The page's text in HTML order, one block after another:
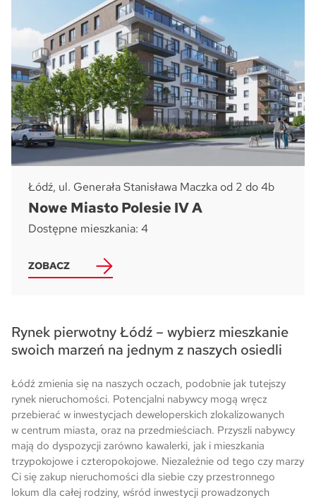
Wyślij wiadomość
Wyrażam zgodę na przetwarzanie podanych przeze mnie danych
osobowych przez ATAL S.A. w celu nawiązania kontaktu oraz udzielenia
odpowiedzi na zadane pytanie.
Klauzula informacyjna dotycząca
przetwarzania danych osobowych
stosowana polityka prywatności
Wyrażam zgodę na przekazywanie mi przez ATAL S.A. z siedzibą w
Cieszynie informacji handlowych i marketingowych (w tym promocji i
nowości), dotyczących usług i produktów oferowanych przez ATAL S.A.
za pomocą środków komunikacji:
elektronicznej
telefonicznej
Łódź, ul. Generała Stanisława Maczka od 2 do 4b
Nowe Miasto Polesie IV A
Dostępne mieszkania: 4
ZOBACZ
Rynek pierwotny Łódź – wybierz mieszkanie
swoich marzeń na jednym z naszych osiedli
Łódź zmienia się na naszych oczach, podobnie jak tutejszy
rynek nieruchomości. Potencjalni nabywcy mogą wręcz
przebierać w inwestycjach deweloperskich zlokalizowanych
w centrum miasta, oraz na przedmieściach. Przyszli nabywcy
mają do dyspozycji zarówno kawalerki, jak i mieszkania
trzypokojowe i czteropokojowe. Niezależnie od tego czy marzy
Ci się zakup nieruchomości dla siebie czy przestronnego
lokum dla całej rodziny, wśród inwestycji prowadzonych